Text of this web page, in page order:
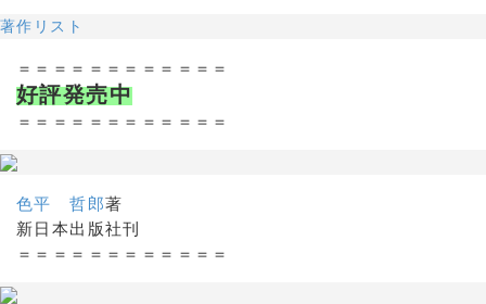
著作リスト
＝＝＝＝＝＝＝＝＝＝＝＝
好評発売中
＝＝＝＝＝＝＝＝＝＝＝＝
色平 哲郎著
新日本出版社刊
＝＝＝＝＝＝＝＝＝＝＝＝